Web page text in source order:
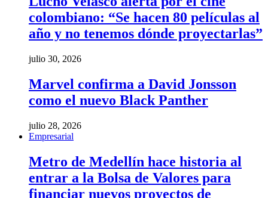
colombiano: “Se hacen 80 películas al
año y no tenemos dónde proyectarlas”
julio 30, 2026
Marvel confirma a David Jonsson
como el nuevo Black Panther
julio 28, 2026
Empresarial
Metro de Medellín hace historia al
entrar a la Bolsa de Valores para
financiar nuevos proyectos de